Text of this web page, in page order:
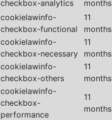
checkbox-analytics
months
cookielawinfo-
checkbox-functional
11
months
cookielawinfo-
checkbox-necessary
11
months
cookielawinfo-
checkbox-others
11
months
cookielawinfo-
checkbox-
performance
11
months